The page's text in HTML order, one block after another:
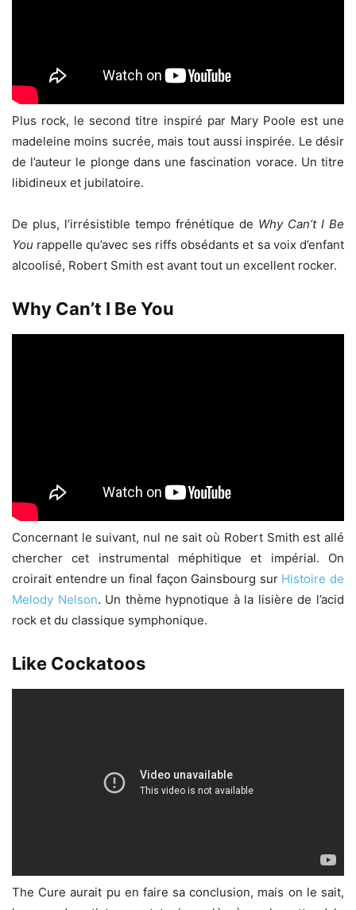
Plus rock, le second titre inspiré par Mary Poole est une
madeleine moins sucrée, mais tout aussi inspirée. Le désir
de l’auteur le plonge dans une fascination vorace. Un titre
libidineux et jubilatoire.
De plus, l’irrésistible tempo frénétique de Why Can’t I Be
You rappelle qu’avec ses riffs obsédants et sa voix d’enfant
alcoolisé, Robert Smith est avant tout un excellent rocker.
Why Can’t I Be You
Concernant le suivant, nul ne sait où Robert Smith est allé
chercher cet instrumental méphitique et impérial. On
croirait entendre un final façon Gainsbourg sur Histoire de
Melody Nelson. Un thème hypnotique à la lisière de l’acid
rock et du classique symphonique.
Like Cockatoos
The Cure aurait pu en faire sa conclusion, mais on le sait,